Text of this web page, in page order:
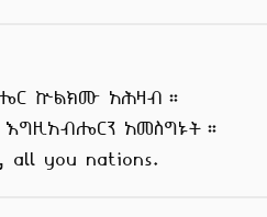
ኵልክሙ አሕዛብ።
አመስግኑት።
all you nations.